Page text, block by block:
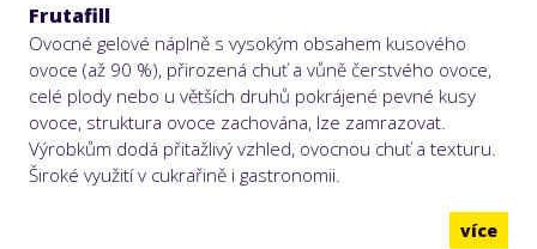
Frutafill
Ovocné gelové náplně s vysokým obsahem kusového
ovoce (až 90 %), přirozená chuť a vůně čerstvého ovoce,
celé plody nebo u větších druhů pokrájené pevné kusy
ovoce, struktura ovoce zachována, lze zamrazovat.
Výrobkům dodá přitažlivý vzhled, ovocnou chuť a texturu.
Široké využití v cukrařině i gastronomii.
více